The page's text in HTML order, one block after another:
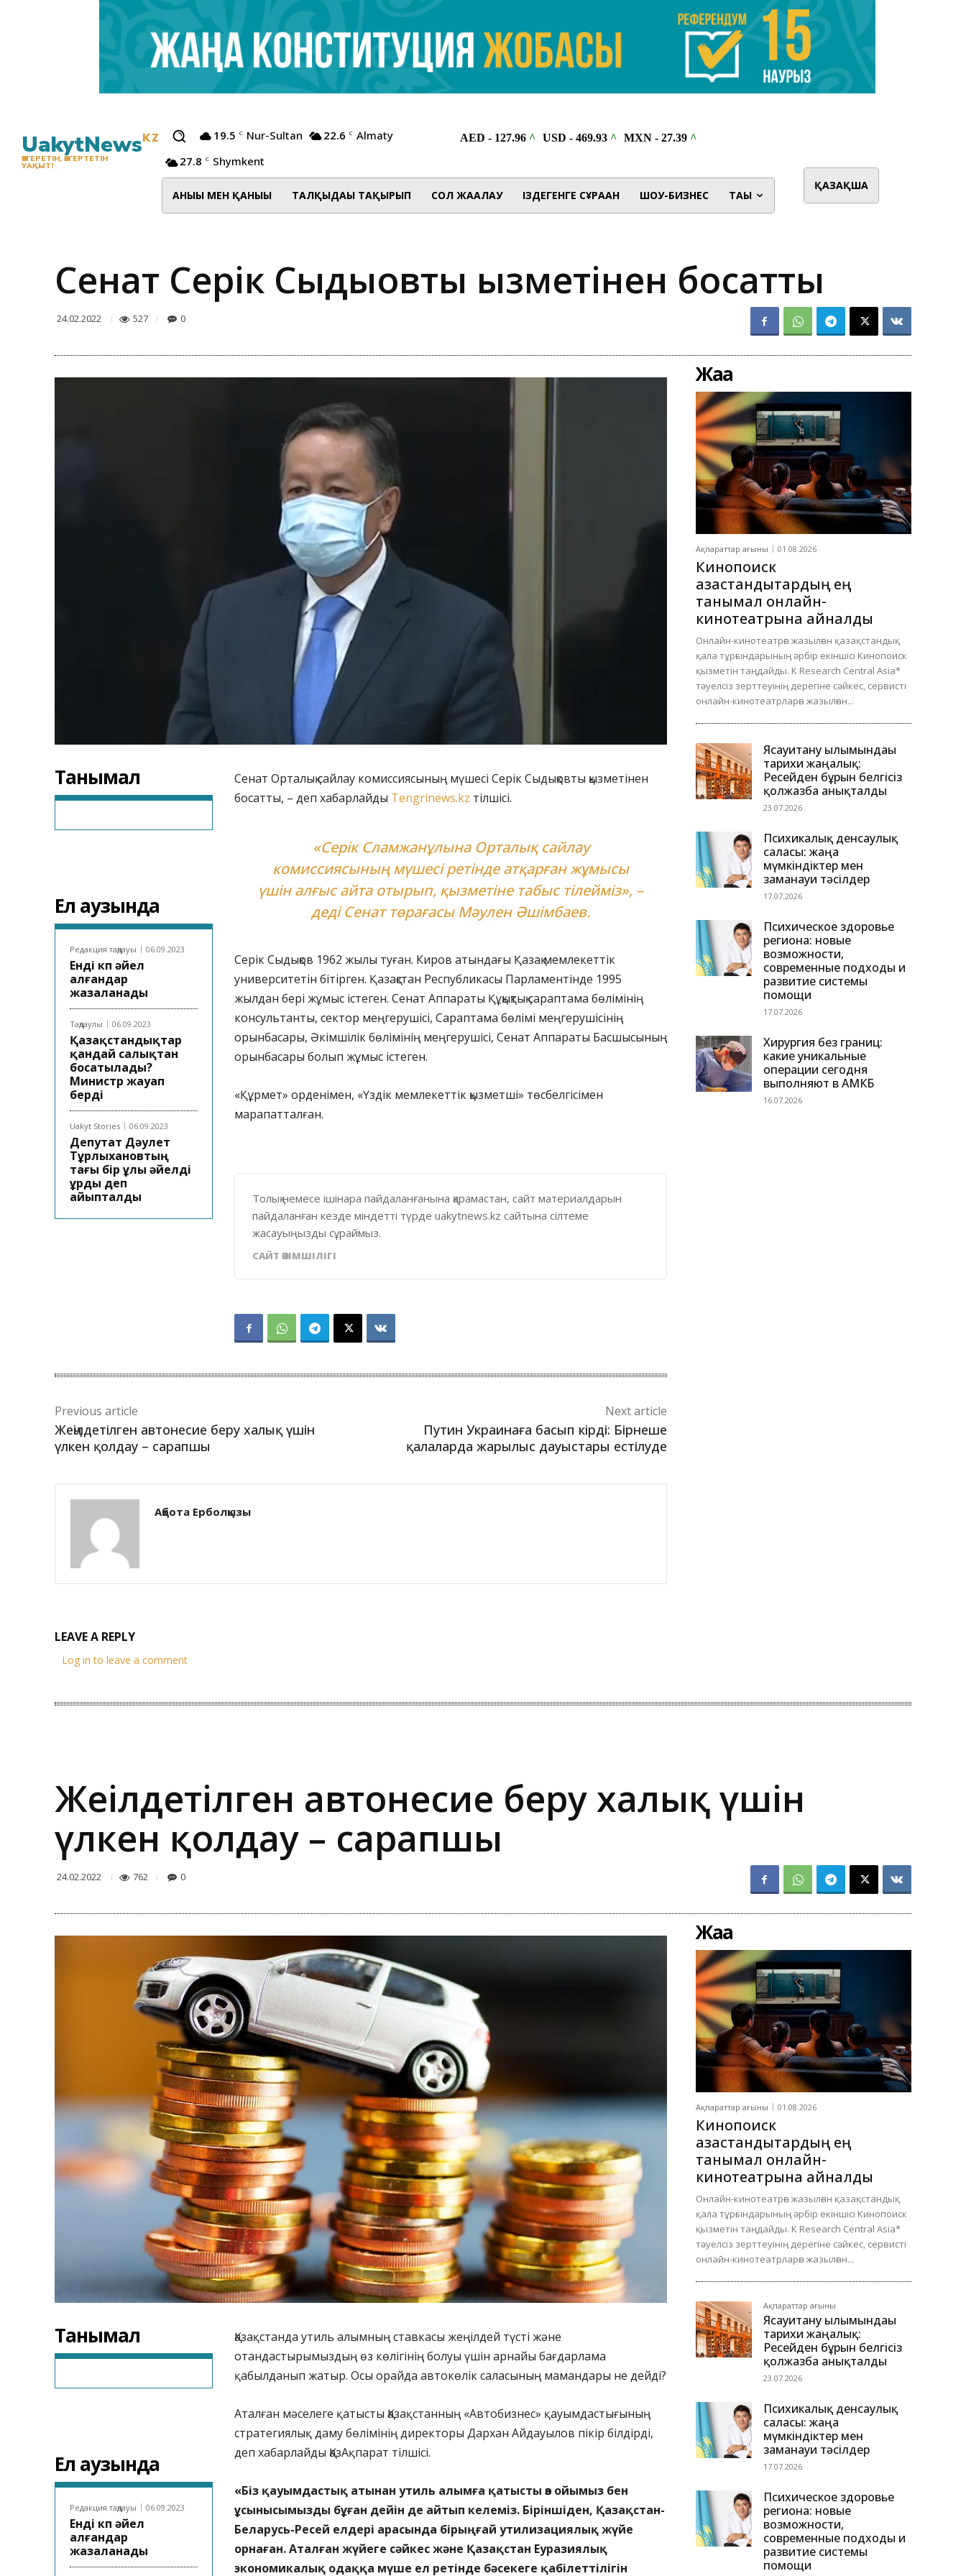
UakytNewsKZ
ӨЗГЕРЕТІН, ӨЗГЕРТЕТІН
УАҚЫТ!
19.5 C Nur-Sultan 22.6 C Almaty
27.8 C Shymkent
АНЫҒЫ МЕН ҚАНЫҒЫ ТАЛҚЫДАҒЫ ТАҚЫРЫП СОЛ ЖАҒАЛАУ ІЗДЕГЕНГЕ СҰРАҒАН ШОУ-БИЗНЕС ТАҒЫ
ҚАЗАҚША
Сенат Серік Сыдықовты қызметінен босатты
24.02.2022 527 0
Танымал
Ел аузында
Редакция таңдауы 06.09.2023
Енді көп әйел
алғандар
жазаланады
Таңдаулы 06.09.2023
Қазақстандықтар
қандай салықтан
босатылады?
Министр жауап
берді
Uakyt Stories 06.09.2023
Депутат Дәулет
Тұрлыхановтың
тағы бір ұлы әйелді
ұрды деп
айыпталды
Сенат Орталық сайлау комиссиясының мүшесі Серік Сыдықовты қызметінен
босатты, – деп хабарлайды Tengrinews.kz тілшісі.
«Серік Сламжанұлына Орталық сайлау
комиссиясының мүшесі ретінде атқарған жұмысы
үшін алғыс айта отырып, қызметіне табыс тілейміз», –
деді Сенат төрағасы Мәулен Әшімбаев.
Серік Сыдықов 1962 жылы туған. Киров атындағы Қазақ мемлекеттік
университетін бітірген. Қазақстан Республикасы Парламентінде 1995
жылдан бері жұмыс істеген. Сенат Аппараты Құқықтық сараптама бөлімінің
консультанты, сектор меңгерушісі, Сараптама бөлімі меңгерушісінің
орынбасары, Әкімшілік бөлімінің меңгерушісі, Сенат Аппараты Басшысының
орынбасары болып жұмыс істеген.
«Құрмет» орденімен, «Үздік мемлекеттік қызметші» төсбелгісімен
марапатталған.
Толық немесе ішінара пайдаланғанына қарамастан, сайт материалдарын
пайдаланған кезде міндетті түрде uakytnews.kz сайтына сілтеме
жасауыңызды сұраймыз.
САЙТ ӘКІМШІЛІГІ
Previous article
Жеңілдетілген автонесие беру халық үшін
үлкен қолдау – сарапшы
Next article
Путин Украинаға басып кірді: Бірнеше
қалаларда жарылыс дауыстары естілуде
Ақбота Ерболқызы
LEAVE A REPLY
Log in to leave a comment
Жаңа
Ақпараттар ағыны 01.08.2026
Кинопоиск
қазақстандықтардың ең
танымал онлайн-
кинотеатрына айналды
Онлайн-кинотеатрға жазылған қазақстандық
қала тұрғындарының әрбір екіншісі Кинопоиск
қызметін таңдайды. K Research Central Asia*
тәуелсіз зерттеуінің дерегіне сәйкес, сервисті
онлайн-кинотеатрларға жазылған...
Ясауитану ғылымындағы
тарихи жаңалық:
Ресейден бұрын белгісіз
қолжазба анықталды
23.07.2026
Психикалық денсаулық
саласы: жаңа
мүмкіндіктер мен
заманауи тәсілдер
17.07.2026
Психическое здоровье
региона: новые
возможности,
современные подходы и
развитие системы
помощи
17.07.2026
Хирургия без границ:
какие уникальные
операции сегодня
выполняют в АМКБ
16.07.2026